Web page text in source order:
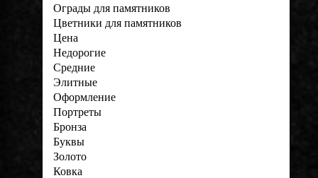
Ограды для памятников
Цветники для памятников
Цена
Недорогие
Средние
Элитные
Оформление
Портреты
Бронза
Буквы
Золото
Ковка